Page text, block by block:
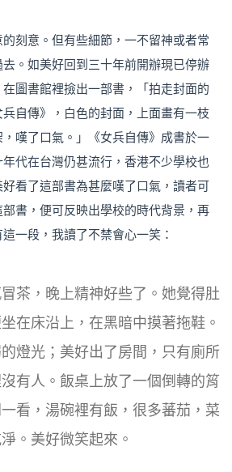
刻意。但有些細節，一不留神或者常
。如美好回到三十年前開辦現已停辦
圖書館裡撿出一部書，「拍走封面的
自傳》，白色的封面，上面畫有一枝
嘆了口氣。」《女兵自傳》成書於一
代在台灣仍甚流行，香港不少學校也
看了這部書為甚麼嘆了口氣，讀者可
書，便可反映出學校的時代背景，再
一段，我讀了不禁會心一笑：
茶，晚上精神好些了。她覺得肚
在床沿上，在黑暗中摸著拖鞋。
燈光；美好出了房間，只有廁所
有人。飯桌上放了一個倒轉的筲
看，湯碗裡有飯，很多蕃茄，菜
。美好微笑起來。